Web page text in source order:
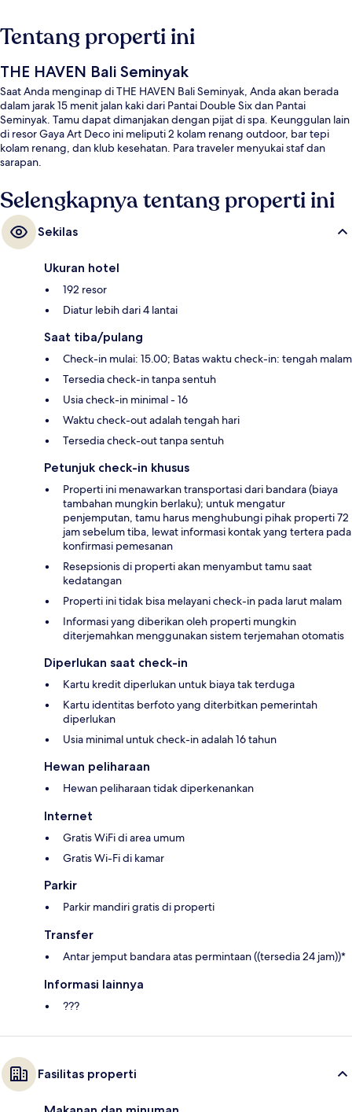
Tentang properti ini
THE HAVEN Bali Seminyak
Saat Anda menginap di THE HAVEN Bali Seminyak, Anda akan berada
dalam jarak 15 menit jalan kaki dari Pantai Double Six dan Pantai
Seminyak. Tamu dapat dimanjakan dengan pijat di spa. Keunggulan lain
di resor Gaya Art Deco ini meliputi 2 kolam renang outdoor, bar tepi
kolam renang, dan klub kesehatan. Para traveler menyukai staf dan
sarapan.
Selengkapnya tentang properti ini
Sekilas
Ukuran hotel
192 resor
Diatur lebih dari 4 lantai
Saat tiba/pulang
Check-in mulai: 15.00; Batas waktu check-in: tengah malam
Tersedia check-in tanpa sentuh
Usia check-in minimal - 16
Waktu check-out adalah tengah hari
Tersedia check-out tanpa sentuh
Petunjuk check-in khusus
Properti ini menawarkan transportasi dari bandara (biaya
tambahan mungkin berlaku); untuk mengatur
penjemputan, tamu harus menghubungi pihak properti 72
jam sebelum tiba, lewat informasi kontak yang tertera pada
konfirmasi pemesanan
Resepsionis di properti akan menyambut tamu saat
kedatangan
Properti ini tidak bisa melayani check-in pada larut malam
Informasi yang diberikan oleh properti mungkin
diterjemahkan menggunakan sistem terjemahan otomatis
Diperlukan saat check-in
Kartu kredit diperlukan untuk biaya tak terduga
Kartu identitas berfoto yang diterbitkan pemerintah
diperlukan
Usia minimal untuk check-in adalah 16 tahun
Hewan peliharaan
Hewan peliharaan tidak diperkenankan
Internet
Gratis WiFi di area umum
Gratis Wi-Fi di kamar
Parkir
Parkir mandiri gratis di properti
Transfer
Antar jemput bandara atas permintaan ((tersedia 24 jam))*
Informasi lainnya
???
Fasilitas properti